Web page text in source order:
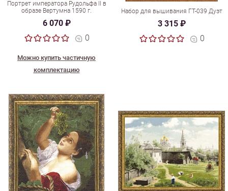
Портрет императора Рудольфа II в
образе Вертумна 1590 г.
6 070 ₽
0
Можно купить частичную
комплектацию
Набор для вышивания ГТ-039 Дуэт
3 315 ₽
0